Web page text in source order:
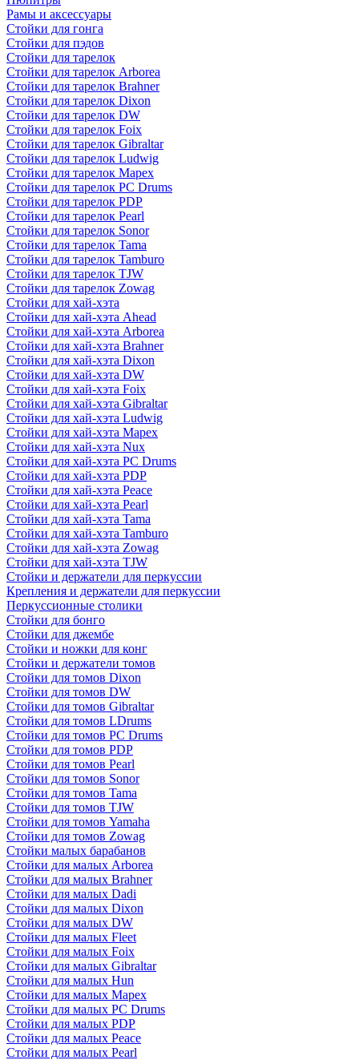
Рамы и аксессуары
Стойки для гонга
Стойки для пэдов
Стойки для тарелок
Стойки для тарелок Arborea
Стойки для тарелок Brahner
Стойки для тарелок Dixon
Стойки для тарелок DW
Стойки для тарелок Foix
Стойки для тарелок Gibraltar
Стойки для тарелок Ludwig
Стойки для тарелок Mapex
Стойки для тарелок PC Drums
Стойки для тарелок PDP
Стойки для тарелок Pearl
Стойки для тарелок Sonor
Стойки для тарелок Tama
Стойки для тарелок Tamburo
Стойки для тарелок TJW
Стойки для тарелок Zowag
Стойки для хай-хэта
Стойки для хай-хэта Ahead
Стойки для хай-хэта Arborea
Стойки для хай-хэта Brahner
Стойки для хай-хэта Dixon
Стойки для хай-хэта DW
Стойки для хай-хэта Foix
Стойки для хай-хэта Gibraltar
Стойки для хай-хэта Ludwig
Стойки для хай-хэта Mapex
Стойки для хай-хэта Nux
Стойки для хай-хэта PC Drums
Стойки для хай-хэта PDP
Стойки для хай-хэта Peace
Стойки для хай-хэта Pearl
Стойки для хай-хэта Tama
Стойки для хай-хэта Tamburo
Стойки для хай-хэта Zowag
Стойки для хай-хэта TJW
Стойки и держатели для перкуссии
Крепления и держатели для перкуссии
Перкуссионные столики
Стойки для бонго
Стойки для джембе
Стойки и ножки для конг
Стойки и держатели томов
Стойки для томов Dixon
Стойки для томов DW
Стойки для томов Gibraltar
Стойки для томов LDrums
Стойки для томов PC Drums
Стойки для томов PDP
Стойки для томов Pearl
Стойки для томов Sonor
Стойки для томов Tama
Стойки для томов TJW
Стойки для томов Yamaha
Стойки для томов Zowag
Стойки малых барабанов
Стойки для малых Arborea
Стойки для малых Brahner
Стойки для малых Dadi
Стойки для малых Dixon
Стойки для малых DW
Стойки для малых Fleet
Стойки для малых Foix
Стойки для малых Gibraltar
Стойки для малых Hun
Стойки для малых Mapex
Стойки для малых PC Drums
Стойки для малых PDP
Стойки для малых Peace
Стойки для малых Pearl